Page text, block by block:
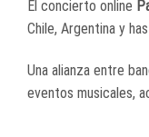
El concierto online
Chile, Argentina y
Una alianza entre
eventos musicales,